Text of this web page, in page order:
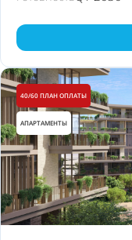
40/60 ПЛАН ОПЛАТЫ
АПАРТАМЕНТЫ